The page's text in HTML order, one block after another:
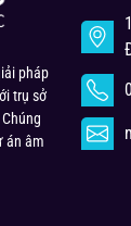
pháp
trụ sở
án âm